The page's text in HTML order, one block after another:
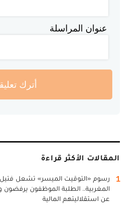
عنوان المراسلة
أترك
المقالات الأكثر قراءة
1
رسوم «التوقيت الميسر» تشعل فتيل
المغربية.. الطلبة الموظفون يرفضون
عن استقلاليتهم المالية